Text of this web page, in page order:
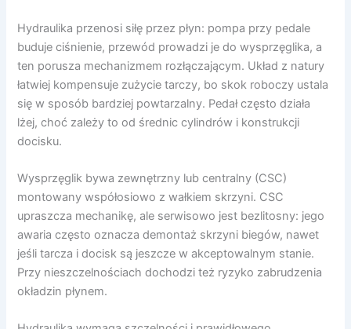
Hydraulika przenosi siłę przez płyn: pompa przy pedale
buduje ciśnienie, przewód prowadzi je do wysprzęglika, a
ten porusza mechanizmem rozłączającym. Układ z natury
łatwiej kompensuje zużycie tarczy, bo skok roboczy ustala
się w sposób bardziej powtarzalny. Pedał często działa
lżej, choć zależy to od średnic cylindrów i konstrukcji
docisku.
Wysprzęglik bywa zewnętrzny lub centralny (CSC)
montowany współosiowo z wałkiem skrzyni. CSC
upraszcza mechanikę, ale serwisowo jest bezlitosny: jego
awaria często oznacza demontaż skrzyni biegów, nawet
jeśli tarcza i docisk są jeszcze w akceptowalnym stanie.
Przy nieszczelnościach dochodzi też ryzyko zabrudzenia
okładzin płynem.